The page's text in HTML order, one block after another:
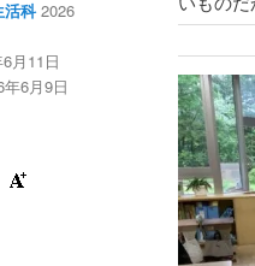
科 2026
月11日
年6月9日